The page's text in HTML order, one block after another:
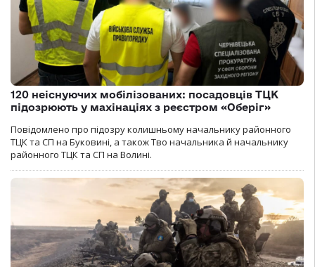
120 неіснуючих мобілізованих: посадовців ТЦК
підозрюють у махінаціях з реєстром «Оберіг»
Повідомлено про підозру колишньому начальнику районного
ТЦК та СП на Буковині, а також Тво начальника й начальнику
районного ТЦК та СП на Волині.